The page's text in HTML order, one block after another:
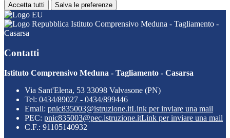
Accetta tutti Salva le preferenze
Istituto Comprensivo Meduna - Tagliamento -
Casarsa
Contatti
Istituto Comprensivo Meduna - Tagliamento - Casarsa
Via Sant'Elena, 53 33098 Valvasone (PN)
Tel: 0434/89027 - 0434/899446
Email: pnic835003@istruzione.itLink per inviare una mail
PEC: pnic835003@pec.istruzione.itLink per inviare una mail
C.F.: 91105140932